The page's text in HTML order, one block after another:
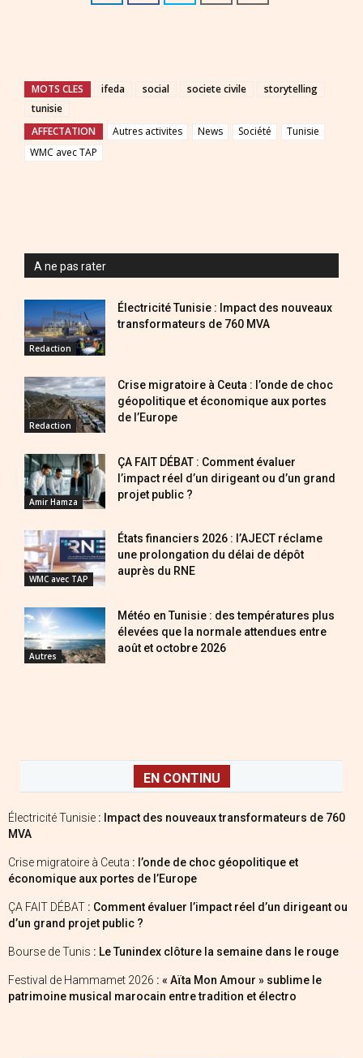
MOTS CLES ifeda social societe civile
storytelling
tunisie
AFFECTATION
Autres activites News Société
Tunisie
WMC avec TAP
A ne pas rater
Redaction
Électricité Tunisie : Impact des nouveaux
transformateurs de 760 MVA
Redaction
Crise migratoire à Ceuta : l’onde de choc
géopolitique et économique aux portes
de l’Europe
Amir Hamza
ÇA FAIT DÉBAT : Comment évaluer
l’impact réel d’un dirigeant ou d’un grand
projet public ?
WMC avec TAP
États financiers 2026 : l’AJECT réclame
une prolongation du délai de dépôt
auprès du RNE
Autres
Météo en Tunisie : des températures plus
élevées que la normale attendues entre
août et octobre 2026
EN CONTINU
Électricité Tunisie : Impact des nouveaux transformateurs de 760
MVA
Crise migratoire à Ceuta : l’onde de choc géopolitique et
économique aux portes de l’Europe
ÇA FAIT DÉBAT : Comment évaluer l’impact réel d’un dirigeant ou
d’un grand projet public ?
Bourse de Tunis : Le Tunindex clôture la semaine dans le rouge
Festival de Hammamet 2026 : « Aïta Mon Amour » sublime le
patrimoine musical marocain entre tradition et électro